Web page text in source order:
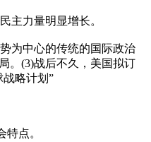
主力量明显增长。
为中心的传统的国际政治
。(3)战后不久，美国拟订
战略计划”
点。